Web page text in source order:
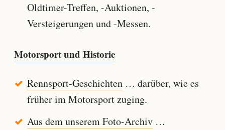
Oldtimer-Treffen, -Auktionen, -
Versteigerungen und -Messen.
Motorsport und Historie
Rennsport-Geschichten… darüber, wie es
früher im Motorsport zuging.
Aus dem unserem Foto-Archiv…